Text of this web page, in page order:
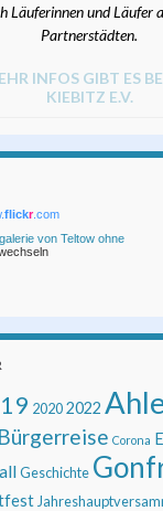
Läuferinnen und Läufer
Partnerstädten.
INFOS GIBT ES
KIEBITZ E.V.
flickr.com
von Teltow ohne
20202022
Bürgerreise Corona
Geschichte